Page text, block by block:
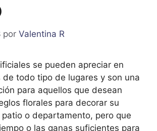
por Valentina R
se pueden apreciar en
de todo tipo de lugares y son una
para aquellos que desean
florales para decorar su
o departamento, pero que
o las ganas suficientes para